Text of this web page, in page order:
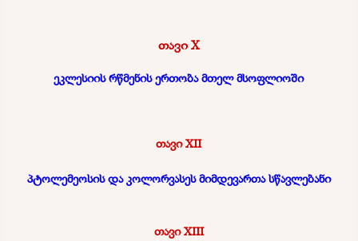
თავი X
ეკლესიის რწმენის ერთობა მთელ მსოფლიოში
თავი XII
პტოლემეოსის და კოლორვასეს მიმდევართა სწავლებანი
თავი XIII